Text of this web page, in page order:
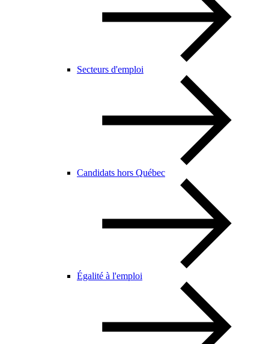
Secteurs d'emploi
Candidats hors Québec
Égalité à l'emploi